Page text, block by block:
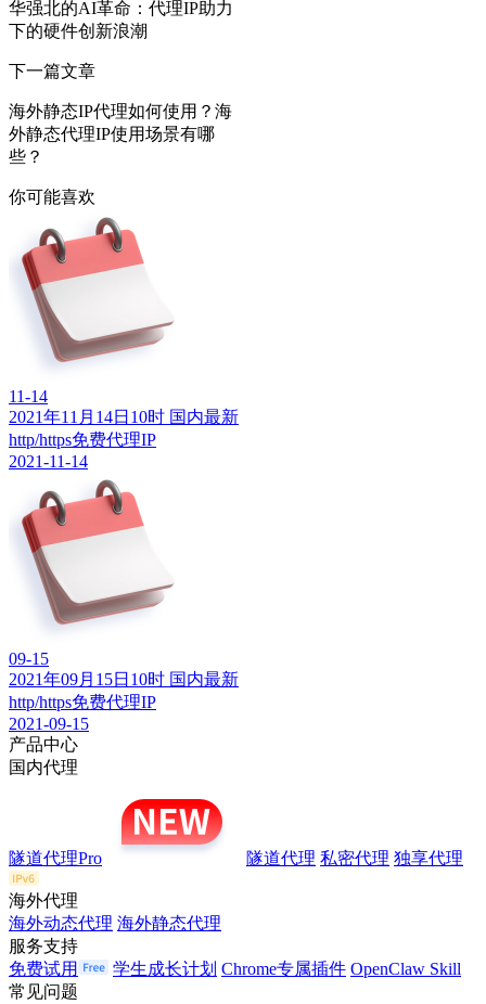
华强北的AI革命：代理IP助力
下的硬件创新浪潮
下一篇文章
海外静态IP代理如何使用？海
外静态代理IP使用场景有哪
些？
你可能喜欢
11-14
2021年11月14日10时 国内最新
http/https免费代理IP
2021-11-14
09-15
2021年09月15日10时 国内最新
http/https免费代理IP
2021-09-15
产品中心
国内代理
隧道代理Pro 隧道代理 私密代理 独享代理
海外代理
海外动态代理 海外静态代理
服务支持
免费试用
学生成长计划 Chrome专属插件 OpenClaw Skill
常见问题